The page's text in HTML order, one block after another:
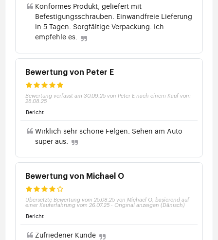
Konformes Produkt, geliefert mit
Befestigungsschrauben. Einwandfreie Lieferung
in 5 Tagen. Sorgfältige Verpackung. Ich
empfehle es.
Bewertung von Peter E
Bewertung verfasst am 30.09.25 von Peter E nach einem Kauf vom
28.08.25
Bericht
Wirklich sehr schöne Felgen. Sehen am Auto
super aus.
Bewertung von Michael O
Übersetzte Bewertung vom 25.08.25 von Michael O, basierend auf
einer Kauferfahrung vom 26.07.25 - Original anzeigen (Dänisch)
Bericht
Zufriedener Kunde